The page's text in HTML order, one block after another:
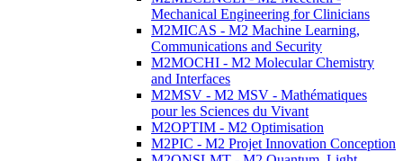
Mechanical Engineering for Clinicians
M2MICAS - M2 Machine Learning,
Communications and Security
M2MOCHI - M2 Molecular Chemistry
and Interfaces
M2MSV - M2 MSV - Mathématiques
pour les Sciences du Vivant
M2OPTIM - M2 Optimisation
M2PIC - M2 Projet Innovation Conception